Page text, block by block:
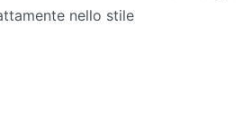
nello stile